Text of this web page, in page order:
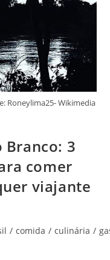
Roneylima25- Wikimedia
Branco: 3
comer
viajante
/ comida / culinária /